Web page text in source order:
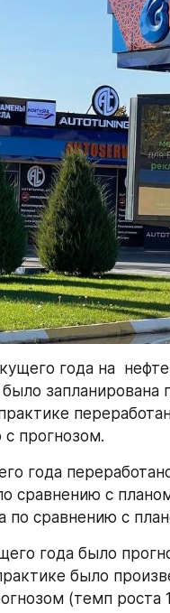
года на
запланирована
прогнозом.
года
сравнению с
по сравнению с
года было
было
(темп роста